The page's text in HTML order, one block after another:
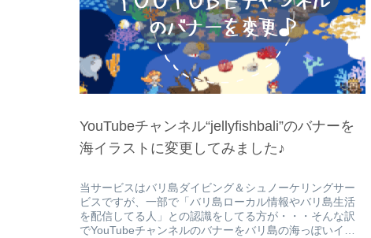
YouTubeチャンネル“jellyfishbali”のバナーを
海イラストに変更してみました♪
当サービスはバリ島ダイビング＆シュノーケリングサー
ビスですが、一部で「バリ島ローカル情報やバリ島生活
を配信してる人」との認識をしてる方が・・・そんな訳
でYouTubeチャンネルのバナーをバリ島の海っぽいイラ